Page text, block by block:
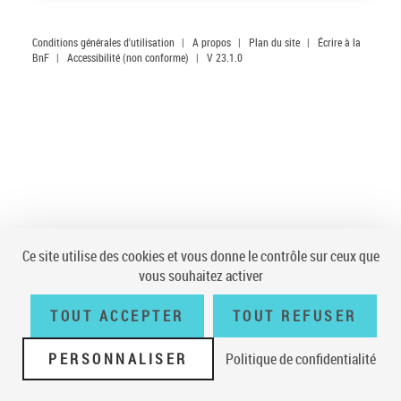
Conditions générales d'utilisation | A propos | Plan du site |
Écrire à la
BnF | Accessibilité (non conforme) | V 23.1.0
Ce site utilise des cookies et vous donne le contrôle sur ceux que
vous souhaitez activer
TOUT ACCEPTER TOUT REFUSER
PERSONNALISER Politique de confidentialité